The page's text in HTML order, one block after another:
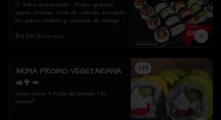
tempura / 10 Tori Sake Rolls
/ 10 Sake Avocado.
10 Tako acevichado:  Pulpo apanado,
queso crema, aros de cebolla, envuelto
en queso crema y ceviche de mango /
queso crema, envuelto tempura./  10
Salmon, queso crema, ciboulette,
envuelto en palta
$19.990$24.360
-17%
ARMA PROMO VEGETARIANA
🥑🥦🥕
Selecciona 3 Rolls del listado (30
piezas)